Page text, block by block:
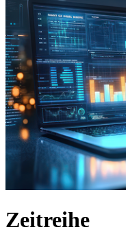
Zeitreihe